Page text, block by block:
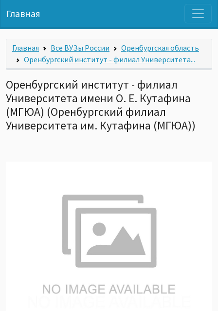
Главная
Главная Все ВУЗы России
Оренбургская область
Оренбургский институт - филиал Университета...
Оренбургский институт - филиал
Университета имени О. Е. Кутафина
(МГЮА) (Оренбургский филиал
Университета им. Кутафина (МГЮА))